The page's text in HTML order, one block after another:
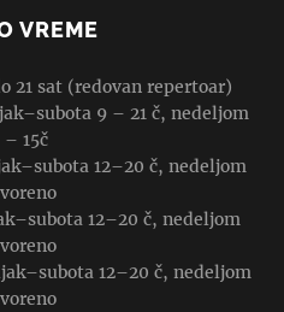
VREME
21 sat (redovan repertoar)
9 – 21 č, nedeljom
– 15č
12–20 č, nedeljom
12–20 č, nedeljom
12–20 č, nedeljom